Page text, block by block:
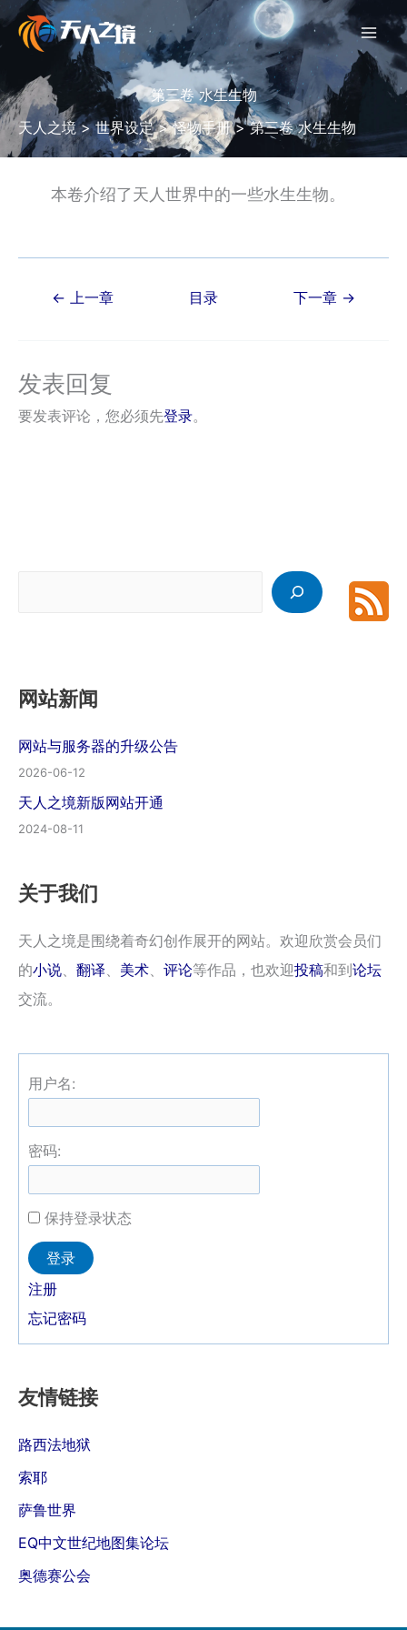
跳
容
第三卷 水生生物
天人之境>世界设定>怪物手册>第三卷 水生生物
本卷介绍了天人世界中的一些水生生物。
← 上一章 目录 下一章 →
发表回复
要发表评论，您必须先登录。
网站新闻
网站与服务器的升级公告
2026-06-12
天人之境新版网站开通
2024-08-11
关于我们
天人之境是围绕着奇幻创作展开的网站。欢迎欣赏会员们
的小说 翻译 美术 评论等作品，也欢迎投稿和到论坛
交流。
用户名:
密码:
保持登录状态
Alternative:
登录
注册
忘记密码
友情链接
路西法地狱
索耶
萨鲁世界
EQ中文世纪地图集论坛
奥德赛公会